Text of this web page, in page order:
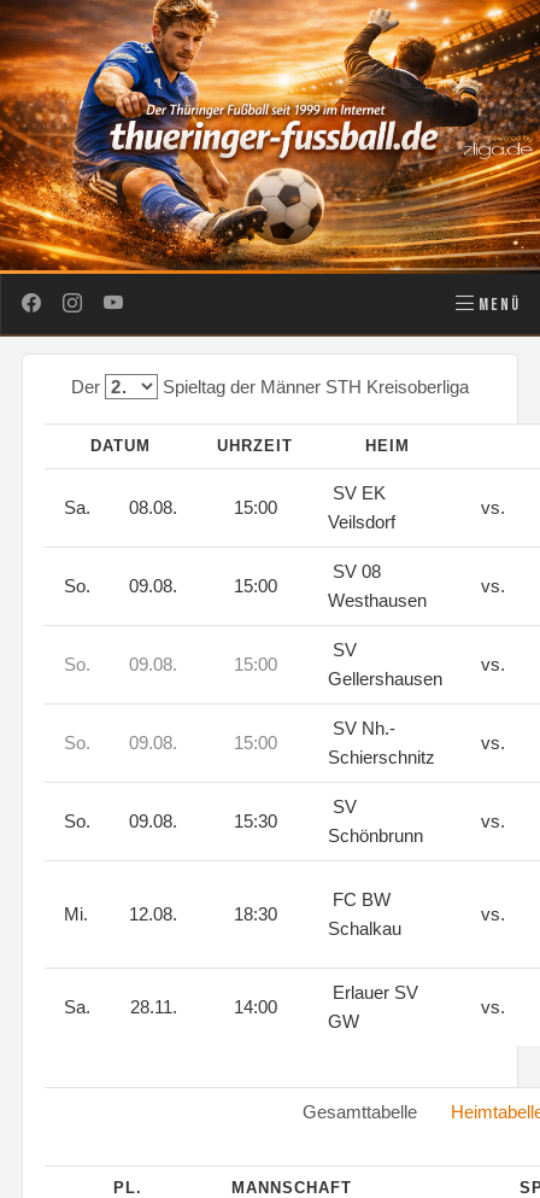
MENÜ
Der Spieltag der Männer STH Kreisoberliga
DATUM UHRZEIT HEIM
Sa. 08.08. 15:00
SV EK
Veilsdorf
vs.
So. 09.08. 15:00
SV 08
Westhausen
vs.
So. 09.08. 15:00
SV
Gellershausen
vs.
So. 09.08. 15:00
SV Nh.-
Schierschnitz
vs.
So. 09.08. 15:30
SV
Schönbrunn
vs.
Mi. 12.08. 18:30
FC BW
Schalkau
vs.
Sa. 28.11. 14:00
Erlauer SV
GW
vs.
Gesamttabelle
PL. MANNSCHAFT